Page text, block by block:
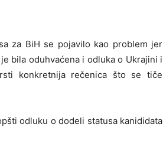
za BiH se pojavilo kao problem jer
bila oduhvaćena i odluka o Ukrajini i
konkretnija rečenica što se tiče
odluku o dodeli statusa kanididata